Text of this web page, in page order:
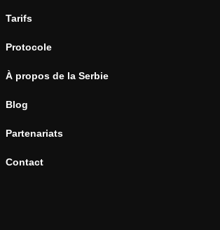
Tarifs
Protocole
À propos de la Serbie
Blog
Partenariats
Contact